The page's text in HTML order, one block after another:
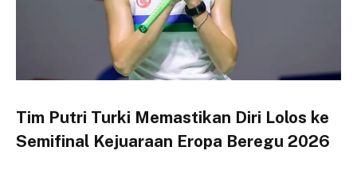
Tim Putri Turki Memastikan Diri Lolos ke
Semifinal Kejuaraan Eropa Beregu 2026